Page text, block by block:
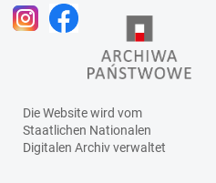
Die Website wird vom
Staatlichen Nationalen
Digitalen Archivverwaltet